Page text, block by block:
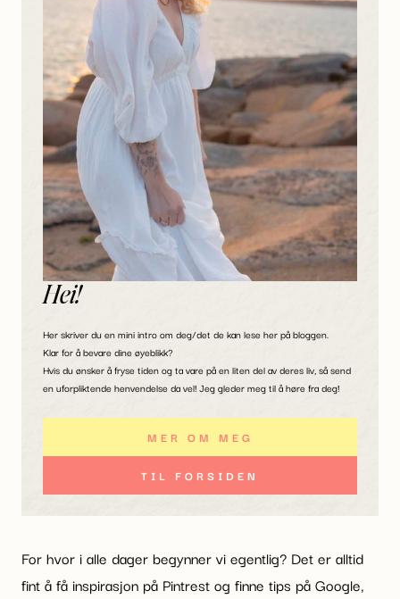
Hei!
Her skriver du en mini intro om deg/det de kan lese her på bloggen.
Klar for å bevare dine øyeblikk?
Hvis du ønsker å fryse tiden og ta vare på en liten del av deres liv, så send
en uforpliktende henvendelse da vel! Jeg gleder meg til å høre fra deg!
MER OM MEG
TIL FORSIDEN
For hvor i alle dager begynner vi egentlig? Det er alltid
fint å få inspirasjon på Pintrest og finne tips på Google,